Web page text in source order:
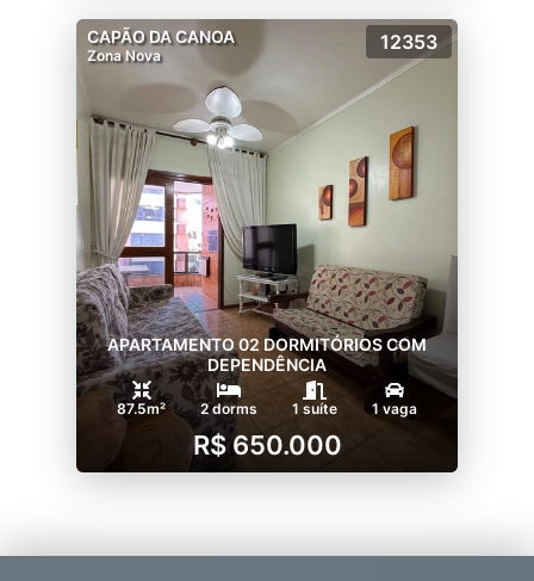
CAPÃO DA CANOA
Zona Nova
12353
APARTAMENTO 02 DORMITÓRIOS COM
DEPENDÊNCIA
87.5m² 2 dorms 1 suíte 1 vaga
R$ 650.000